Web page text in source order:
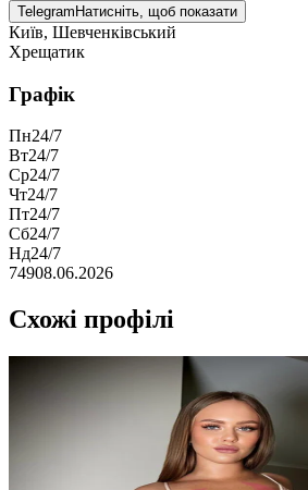
Telegram Натисніть, щоб показати
Київ, Шевченківський
Хрещатик
Графік
Пн24/7
Вт24/7
Ср24/7
Чт24/7
Пт24/7
Сб24/7
Нд24/7
74908.06.2026
Схожі профілі